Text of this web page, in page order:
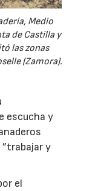
Medio
de Castilla y
las zonas
(Zamora).
escucha y
y
el